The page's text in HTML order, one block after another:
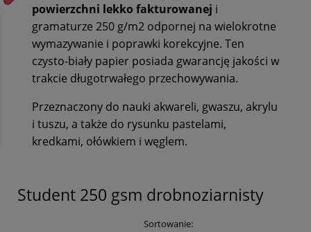
powierzchni lekko fakturowanej i
gramaturze 250 g/m2 odpornej na wielokrotne
wymazywanie i poprawki korekcyjne. Ten
czysto-biały papier posiada gwarancję jakości w
trakcie długotrwałego przechowywania.
Przeznaczony do nauki akwareli, gwaszu, akrylu
i tuszu, a także do rysunku pastelami,
kredkami, ołówkiem i węglem.
Student 250 gsm drobnoziarnisty
Sortowanie: